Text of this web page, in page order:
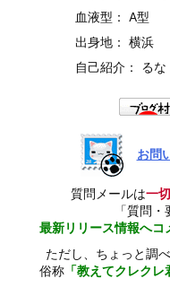
血液型： A型
出身地： 横浜
自己紹介： るな
お問
質問メールは一
「質問
最新リリース情報へコ
ただし、ちょっと調
俗称 「教えてクレクレ